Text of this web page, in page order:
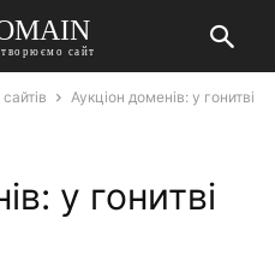
сайт
Аукціон доменів: у гонитві
у гонитві